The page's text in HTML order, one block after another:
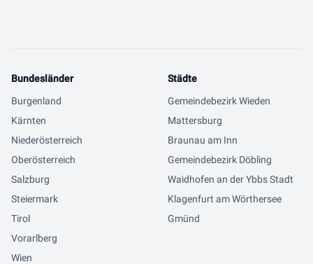
Bundesländer
Burgenland
Kärnten
Niederösterreich
Oberösterreich
Salzburg
Steiermark
Tirol
Vorarlberg
Wien
Städte
Gemeindebezirk Wieden
Mattersburg
Braunau am Inn
Gemeindebezirk Döbling
Waidhofen an der Ybbs Stadt
Klagenfurt am Wörthersee
Gmünd